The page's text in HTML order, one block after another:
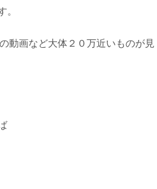
。
動画など大体２０万近いものが見